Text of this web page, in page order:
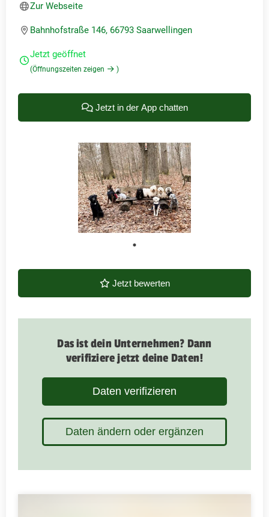
Zur Webseite
Bahnhofstraße 146, 66793 Saarwellingen
Jetzt geöffnet
(Öffnungszeiten zeigen )
Jetzt in der App chatten
Jetzt bewerten
Das ist dein Unternehmen? Dann
verifiziere jetzt deine Daten!
Daten verifizieren
Daten ändern oder ergänzen